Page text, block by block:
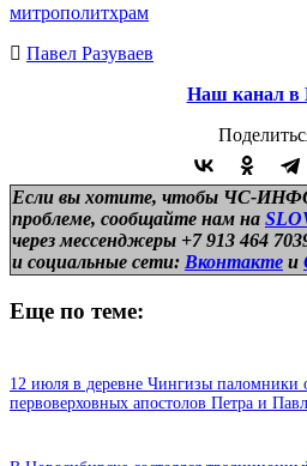
митрополитхрам
Павел Разуваев
Наш канал
Если вы хотите, чтобы ЧС-
проблеме, сообщайте нам на
через мессенджеры +7 913 464
и социальные сети: Вконтакте и
Еще по теме:
12 июля в деревне Чингизы паломники
первоверховных апостолов Петра и